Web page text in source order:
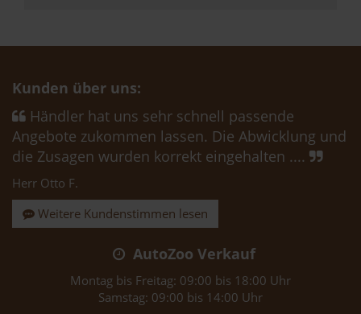
Kunden über uns:
Händler hat uns sehr schnell passende
Angebote zukommen lassen. Die Abwicklung und
die Zusagen wurden korrekt eingehalten ....
Herr Otto F.
Weitere Kundenstimmen lesen
AutoZoo Verkauf
Montag bis Freitag: 09:00 bis 18:00 Uhr
Samstag: 09:00 bis 14:00 Uhr